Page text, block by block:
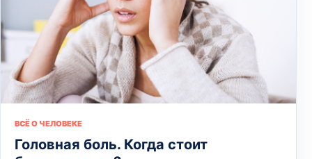
ВСЁ О ЧЕЛОВЕКЕ
Головная боль. Когда стоит